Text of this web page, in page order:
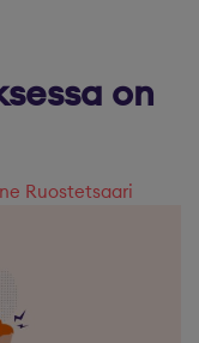
on
Ruostetsaari